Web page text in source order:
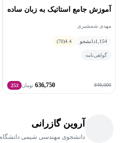
آموزش جامع استاتیک به زبان ساده
مهدی شمشیری
1,154دانشجو 4.4
(70)
گواهی‌نامه
849,000
636,750 تومان 25٪
آروین گازرانی
دانشجوی مهندسی شیمی